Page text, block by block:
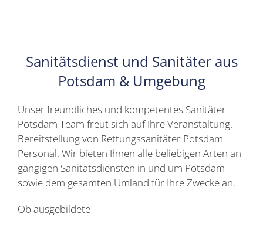
Sanitätsdienst und Sanitäter aus
Potsdam & Umgebung
Unser freundliches und kompetentes Sanitäter
Potsdam Team freut sich auf Ihre Veranstaltung.
Bereitstellung von Rettungssanitäter Potsdam
Personal. Wir bieten Ihnen alle beliebigen Arten an
gängigen Sanitätsdiensten in und um Potsdam
sowie dem gesamten Umland für Ihre Zwecke an.
Ob ausgebildete